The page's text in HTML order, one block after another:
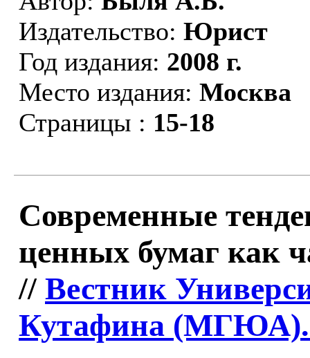
Издательство: Юрист
Год издания: 2008 г.
Место издания: Москва
Страницы : 15-18
Современные
ценных бумаг как
// Вестник
Кутафина